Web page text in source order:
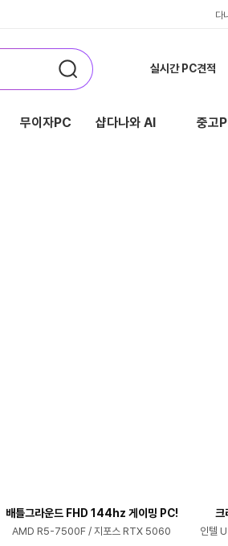
다
실시간 PC견적
무이자PC 샵다나와 AI 중고
배틀그라운드 FHD 144hz 게이밍 PC!
AMD R5-7500F / 지포스 RTX 5060
크
인텔